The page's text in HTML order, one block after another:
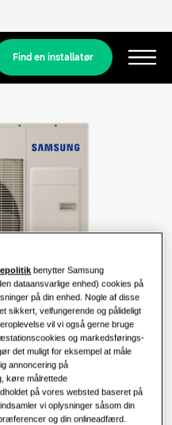
Find en installatør
og hvordan
og hvordan
benytter Samsung
dataansvarlige enhed) cookies på
på din enhed. Nogle af disse
sikkert, velfungerende og pålideligt
vil vi også gerne bruge
og markedsførings-
det muligt for eksempel at måle
annoncering på
køre målrettede
på vores websted baseret på
vi oplysninger såsom din
og din onlineadfærd.